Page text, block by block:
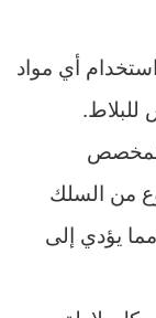
أي مواد
من السلك
يؤدي إلى